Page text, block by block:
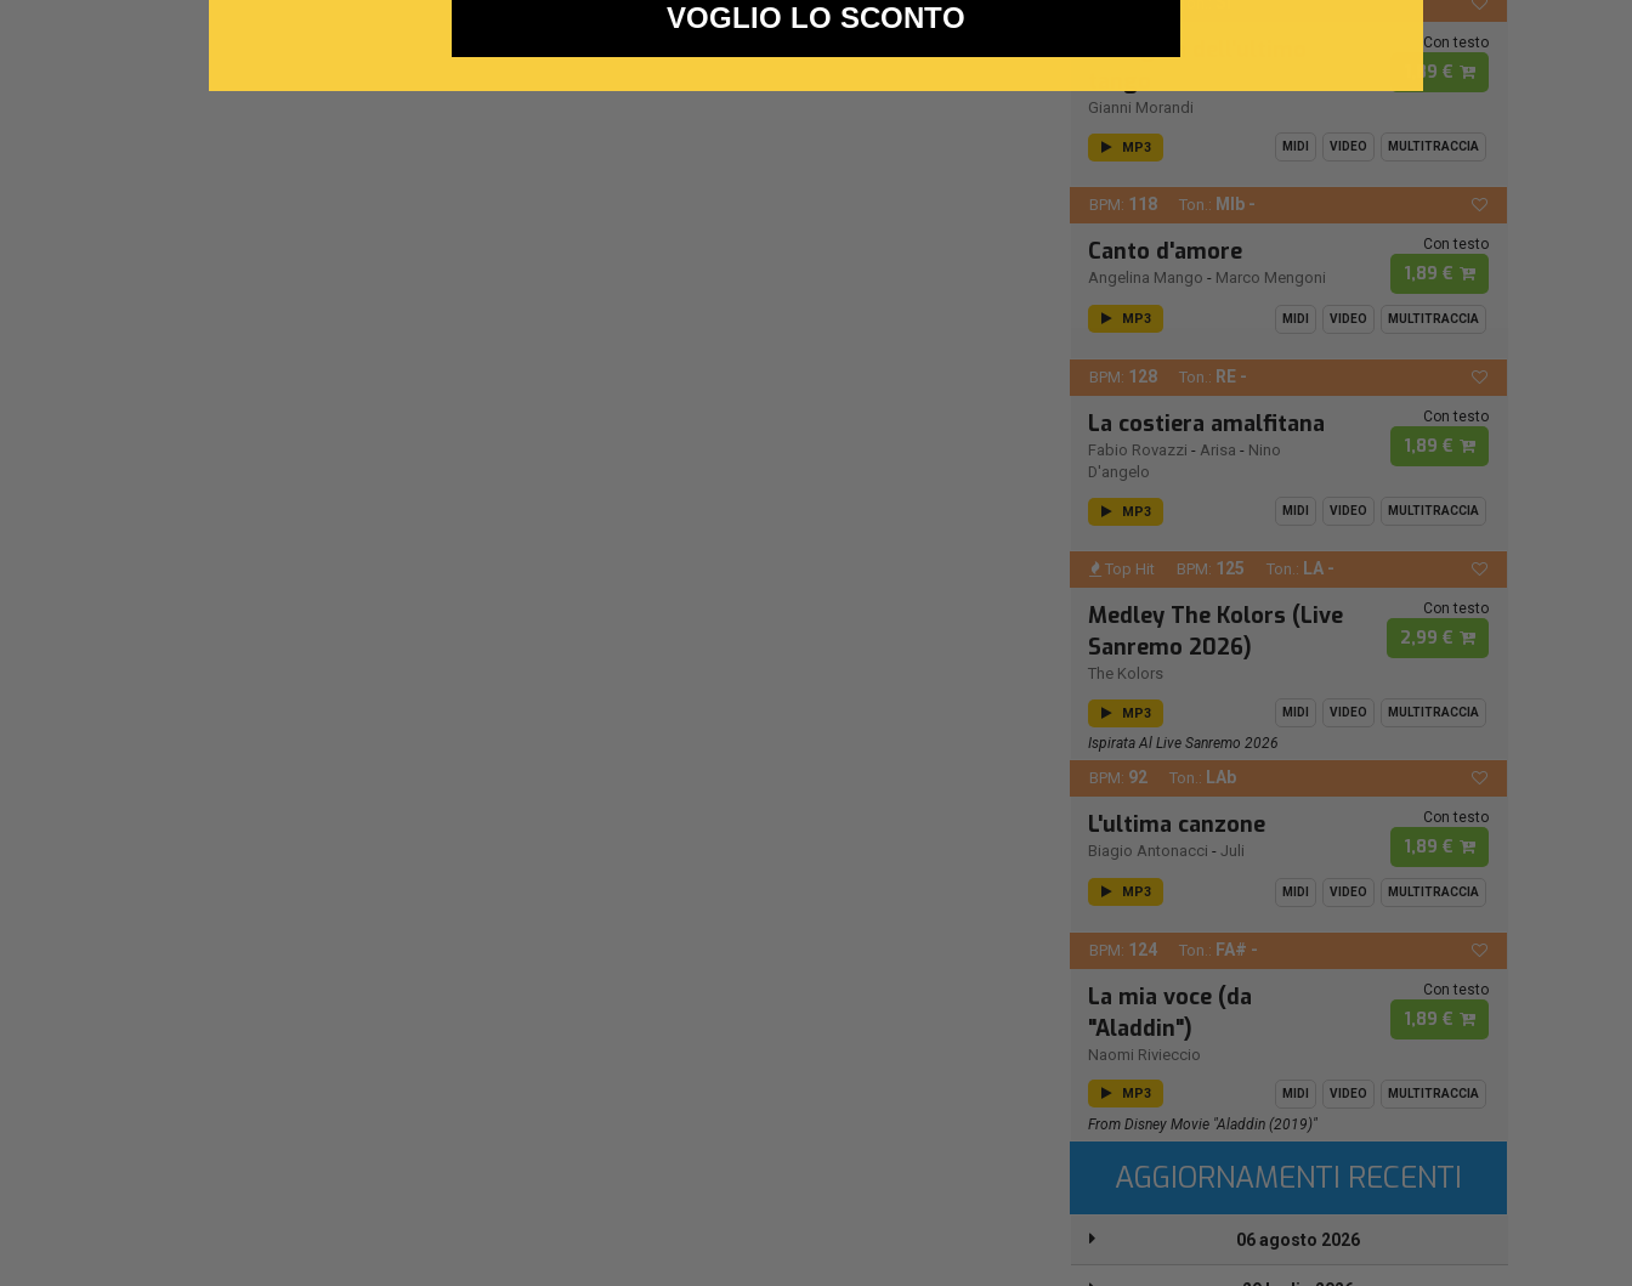
La regina dell'ultimo
Gianni Morandi
Con testo
1,89 €
MP3 MIDI VIDEO MULTITRACCIA
BPM: 118 Ton.: MIb -
Canto d'amore
Angelina Mango - Marco Mengoni
Con testo
1,89 €
MP3 MIDI VIDEO MULTITRACCIA
BPM: 128 Ton.: RE -
La costiera amalfitana
Fabio Rovazzi - Arisa - Nino
D'angelo
Con testo
1,89 €
MP3 MIDI VIDEO MULTITRACCIA
Top Hit BPM: 125 Ton.: LA -
Medley The Kolors (Live
Sanremo 2026)
The Kolors
Con testo
2,99 €
MP3 MIDI VIDEO MULTITRACCIA
Ispirata Al Live Sanremo 2026
BPM: 92 Ton.: LAb
L'ultima canzone
Biagio Antonacci - Juli
Con testo
1,89 €
MP3 MIDI VIDEO MULTITRACCIA
BPM: 124 Ton.: FA# -
La mia voce (da
"Aladdin")
Naomi Rivieccio
Con testo
1,89 €
MP3 MIDI VIDEO MULTITRACCIA
From Disney Movie "Aladdin (2019)"
AGGIORNAMENTI RECENTI
06 agosto 2026
VOGLIO LO SCONTO